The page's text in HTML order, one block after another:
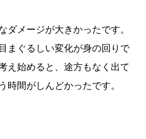
ダメージが大きかったです。
まぐるしい変化が身の回りで
え始めると、途方もなく出て
時間がしんどかったです。